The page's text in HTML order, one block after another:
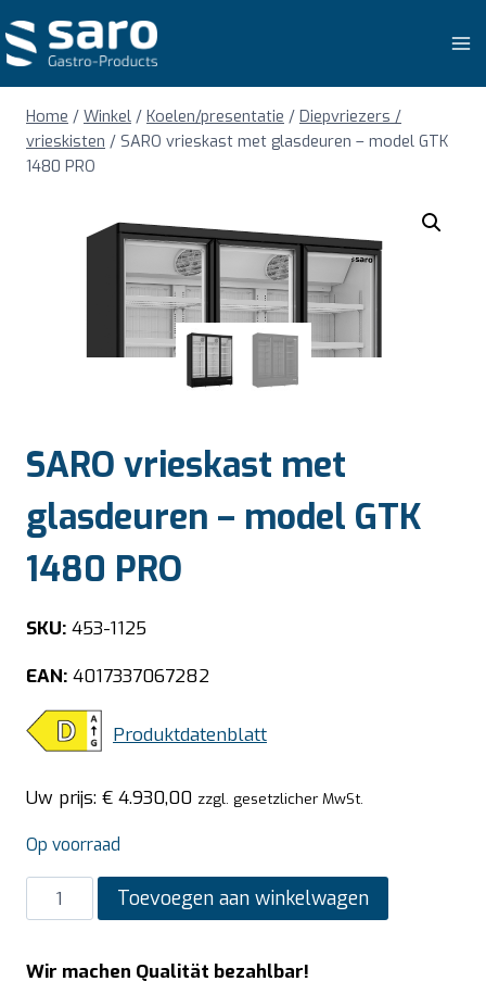
naar
inhoud
Home / Winkel / Koelen/presentatie / Diepvriezers /
vrieskisten / SARO vrieskast met glasdeuren – model GTK
1480 PRO
SARO vrieskast met
glasdeuren – model GTK
1480 PRO
SKU: 453-1125
EAN: 4017337067282
Produktdatenblatt
Uw prijs: € 4.930,00 zzgl. gesetzlicher MwSt.
Op voorraad
SARO
vrieskast
glasdeuren
Toevoegen aan winkelwagen
Wir machen Qualität bezahlbar!